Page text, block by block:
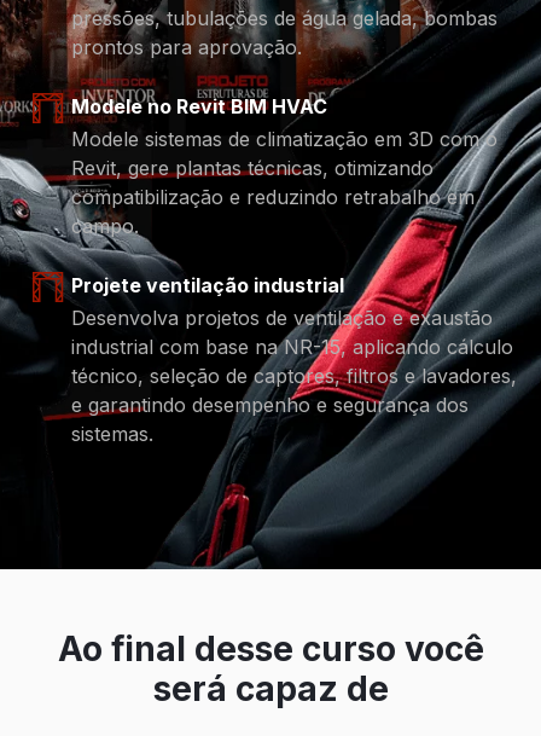
pressões, tubulações de água gelada, bombas
prontos para aprovação.
Modele no Revit BIM HVAC
Modele sistemas de climatização em 3D com o
Revit, gere plantas técnicas, otimizando
compatibilização e reduzindo retrabalho em
campo.
Projete ventilação industrial
Desenvolva projetos de ventilação e exaustão
industrial com base na NR-15, aplicando cálculo
técnico, seleção de captores, filtros e lavadores,
e garantindo desempenho e segurança dos
sistemas.
Ao final desse curso você
será capaz de